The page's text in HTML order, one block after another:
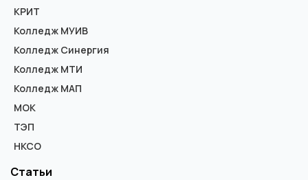
КРИТ
Колледж МУИВ
Колледж Синергия
Колледж МТИ
Колледж МАП
МОК
ТЭП
НКСО
Статьи